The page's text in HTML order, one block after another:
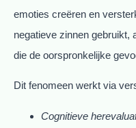
emoties creëren en
negatieve zinnen gebruikt,
die de oorspronkelijke
Dit fenomeen werkt via
Cognitieve